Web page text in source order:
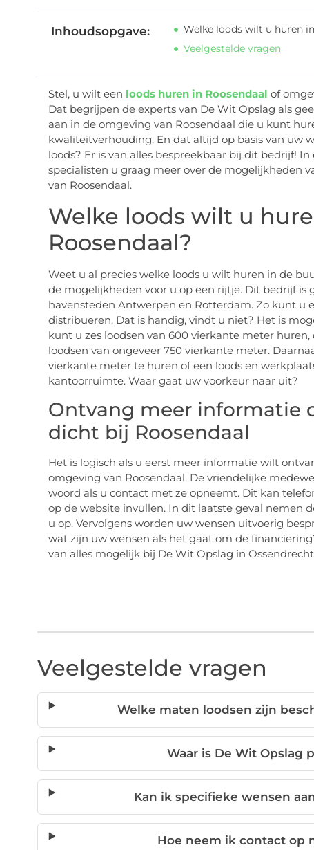
Inhoudsopgave:
Welke loods wilt u huren
Veelgestelde vragen
Stel, u wilt een loods huren in Roosendaal of
Dat begrijpen de experts van De Wit Opslag als
aan in de omgeving van Roosendaal die u kunt
kwaliteitverhouding. En dat altijd op basis van uw
loods? Er is van alles bespreekbaar bij dit bedrijf!
specialisten u graag meer over de mogelijkheden
van Roosendaal.
Welke loods wilt u
Roosendaal?
Weet u al precies welke loods u wilt huren in de
de mogelijkheden voor u op een rijtje. Dit bedrijf is
havensteden Antwerpen en Rotterdam. Zo kunt u
distribueren. Dat is handig, vindt u niet? Het is
kunt u zes loodsen van 600 vierkante meter
loodsen van ongeveer 750 vierkante meter.
vierkante meter te huren of een loods en
kantoorruimte. Waar gaat uw voorkeur naar uit?
Ontvang meer informatie
dicht bij Roosendaal
Het is logisch als u eerst meer informatie wilt
omgeving van Roosendaal. De vriendelijke
woord als u contact met ze opneemt. Dit kan
op de website invullen. In dit laatste geval nemen
u op. Vervolgens worden uw wensen uitvoerig
wat zijn uw wensen als het gaat om de
van alles mogelijk bij De Wit Opslag in
Veelgestelde vragen
Welke maten loodsen zijn
Waar is De Wit Opslag
Kan ik specifieke wensen
Hoe neem ik contact op